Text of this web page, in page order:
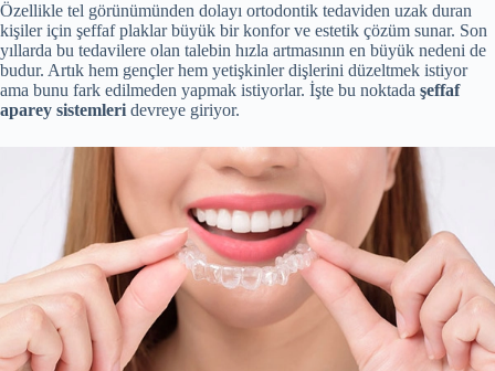
Özellikle tel görünümünden dolayı ortodontik tedaviden uzak duran
kişiler için şeffaf plaklar büyük bir konfor ve estetik çözüm sunar. Son
yıllarda bu tedavilere olan talebin hızla artmasının en büyük nedeni de
budur. Artık hem gençler hem yetişkinler dişlerini düzeltmek istiyor
ama bunu fark edilmeden yapmak istiyorlar. İşte bu noktada şeffaf
aparey sistemleri devreye giriyor.